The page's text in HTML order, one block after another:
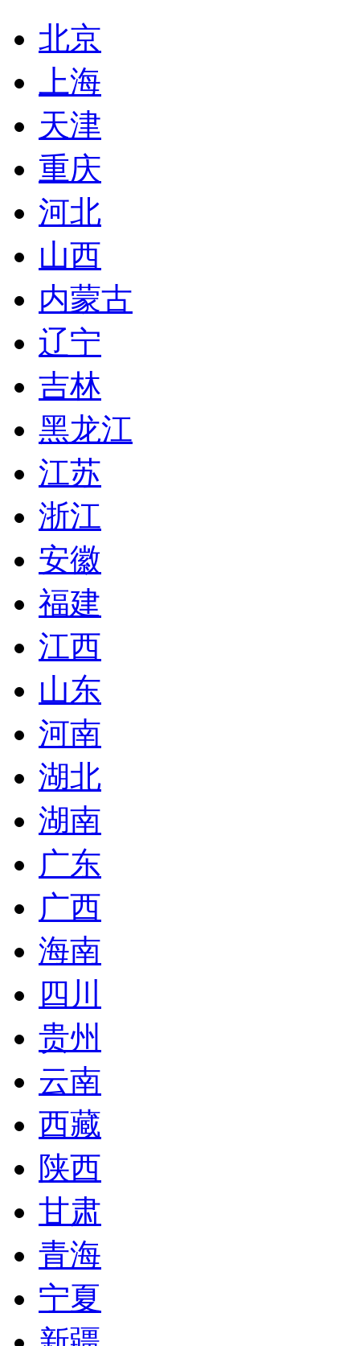
北京
上海
天津
重庆
河北
山西
内蒙古
辽宁
吉林
黑龙江
江苏
浙江
安徽
福建
江西
山东
河南
湖北
湖南
广东
广西
海南
四川
贵州
云南
西藏
陕西
甘肃
青海
宁夏